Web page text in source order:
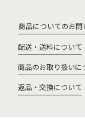
商品についてのお問
配送・送料について
商品のお取り扱いに
返品・交換について